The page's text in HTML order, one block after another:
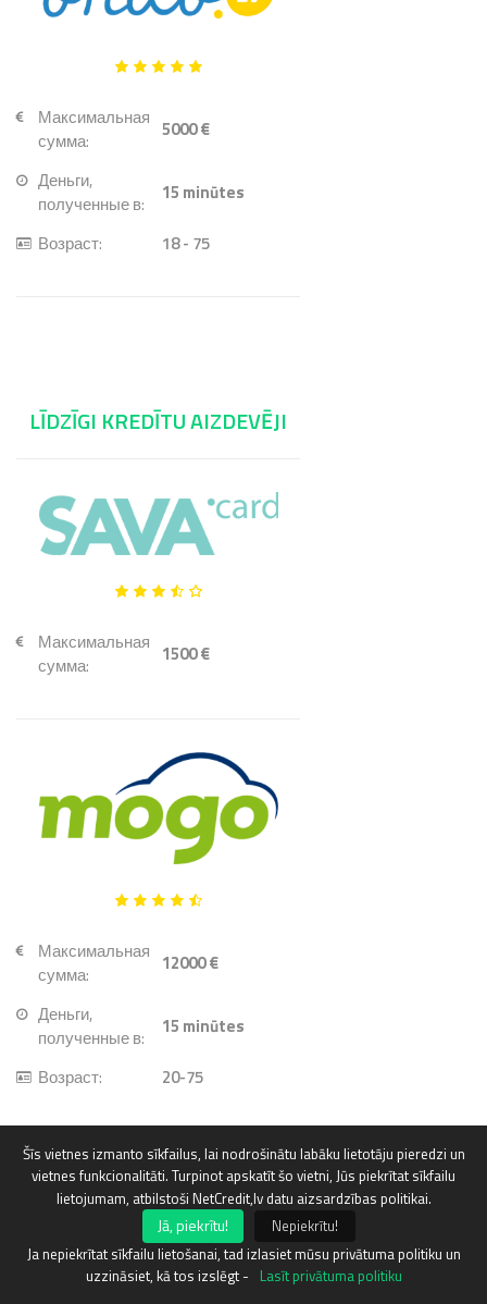
Максимальная
сумма:
5000 €
Деньги,
полученные в:
15 minūtes
Возраст: 18 - 75
LĪDZĪGI KREDĪTU AIZDEVĒJI
Максимальная
сумма:
1500 €
Максимальная
сумма:
12000 €
Деньги,
полученные в:
15 minūtes
Возраст: 20-75
Šīs vietnes izmanto sīkfailus, lai nodrošinātu labāku lietotāju pieredzi un
vietnes funkcionalitāti. Turpinot apskatīt šo vietni, Jūs piekrītat sīkfailu
lietojumam, atbilstoši NetCredit,lv datu aizsardzības politikai.
Jā, piekrītu!
Nepiekrītu!
Ja nepiekrītat sīkfailu lietošanai, tad izlasiet mūsu privātuma politiku un
uzzināsiet, kā tos izslēgt - Lasīt privātuma politiku